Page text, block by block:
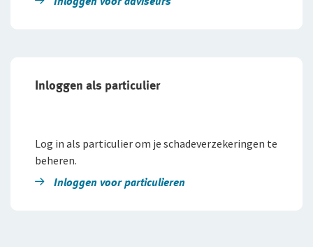
Inloggen als particulier
Log in als particulier om je schadeverzekeringen te
beheren.
Inloggen voor particulieren